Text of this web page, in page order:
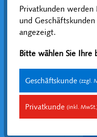
155,93 € *
Inhalt: 0.3 Liter (519,77 € * / 1
zzgl. MwSt.zzgl. Versandkosten
Privatkunden
und
angezeigt.
Bitte wählen Sie Ihre
Geschäftskunde (zzgl.
Privatkunde (inkl.